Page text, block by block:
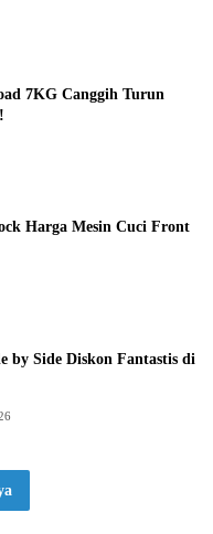
7KG Canggih Turun
Harga Mesin Cuci Front
by Side Diskon Fantastis di